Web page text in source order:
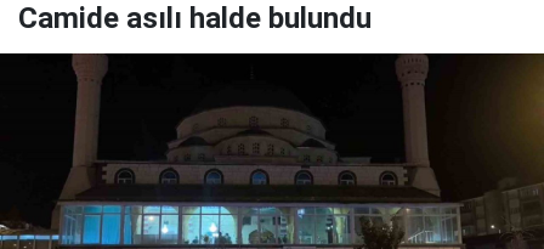
Camide asılı halde bulundu